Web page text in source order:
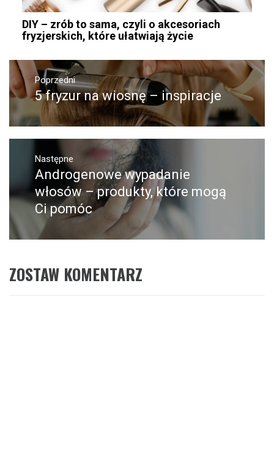
DIY – zrób to sama, czyli o akcesoriach
fryzjerskich, które ułatwiają życie
Nawigacja
wpisuPoprzedni
Poprzedni
wpis:
5 fryzur na wiosnę – inspiracje
Następne
Następny
post:
Androgenowe wypadanie
włosów – produkty, które mogą
Ci pomóc
ZOSTAW KOMENTARZ